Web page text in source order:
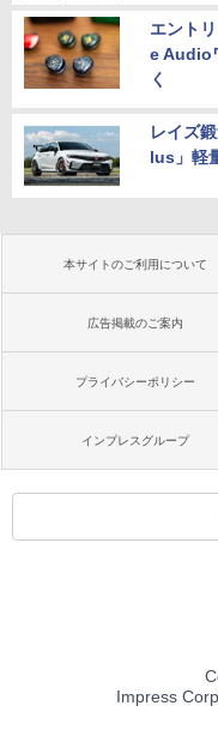
エント
e Audio
く
レイズ
lus」軽
本サイトのご利用について
広告掲載のご案内
プライバシーポリシー
インプレスグループ
Impress